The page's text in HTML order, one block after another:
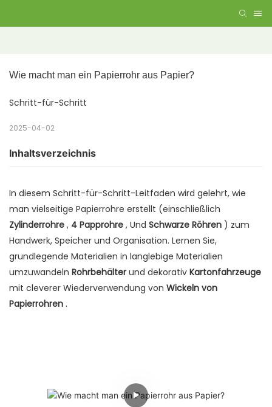
Wie macht man ein Papierrohr aus Papier?
Schritt-für-Schritt
2025-04-02
Inhaltsverzeichnis
In diesem Schritt-für-Schritt-Leitfaden wird gelehrt, wie
man vielseitige Papierrohre erstellt (einschließlich
Zylinderrohre , 4 Papprohre , Und Schwarze Röhren ) zum
Handwerk, Speicher und Organisation. Lernen Sie,
grundlegende Materialien in langlebige Materialien
umzuwandeln Rohrbehälter und dekorativ Kartonfahrzeuge
mit cleverer Wiederverwendung von Wickeln von
Papierrohren .